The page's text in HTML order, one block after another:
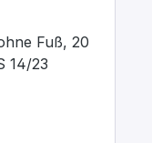
Fuß, 20
14/23